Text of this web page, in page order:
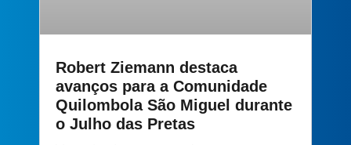
Robert Ziemann destaca
avanços para a Comunidade
Quilombola São Miguel durante
o Julho das Pretas